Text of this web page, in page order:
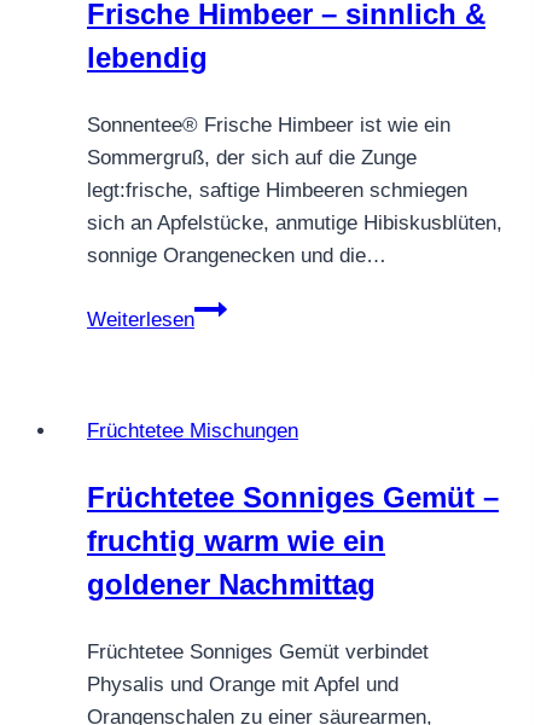
aus
Winterküche
Frische Himbeer – sinnlich &
lebendig
Sonnentee® Frische Himbeer ist wie ein
Sommergruß, der sich auf die Zunge
legt:frische, saftige Himbeeren schmiegen
sich an Apfelstücke, anmutige Hibiskusblüten,
sonnige Orangenecken und die…
Weiterlesen
Früchtetee
–
&
lebendig
Früchtetee Mischungen
Früchtetee Sonniges Gemüt –
fruchtig warm wie ein
goldener Nachmittag
Früchtetee Sonniges Gemüt verbindet
Physalis und Orange mit Apfel und
Orangenschalen zu einer säurearmen,